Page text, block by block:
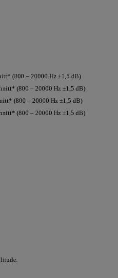
(800 – 20000 Hz ±1,5 dB)
(800 – 20000 Hz ±1,5 dB)
(800 – 20000 Hz ±1,5 dB)
(800 – 20000 Hz ±1,5 dB)